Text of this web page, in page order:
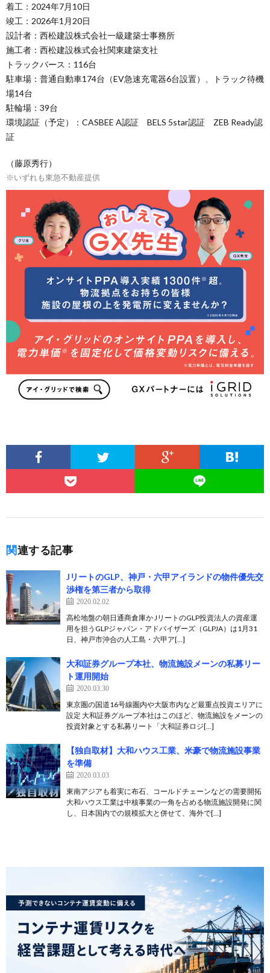
着工：2024年7月10日
竣工：2026年1月20日
設計者：西松建設株式会社一級建築士事務所
施工者：西松建設株式会社関東建築支社
トラックバース：116台
駐車場：普通自動車174台（EV急速充電器6台設置）、トラック待機
場14台
駐輪場：39台
環境認証（予定）：CASBEE A認証 BELS 5star認証 ZEB Ready認
証
（藤原秀行）
※いずれも東急不動産提供
関連する記事
JリートのGLP、神戸・六甲アイランドの物件優先交
渉権を第三者から取得
2020.02.02
高松地盤の朝日通商倉庫か JリートのGLP投資法人の資産運
用を担うGLPジャパン・アドバイザーズ（GLPJA）は1月31
日、神戸市沖合の人工島・六甲ア[…]
大和証券グループ本社、物流施設メーンの私募リー
ト運用開始
2020.03.30
東京圏の国道16号線圏内や大阪市内など最重点投資エリアに
設定 大和証券グループ本社はこのほど、物流施設をメーンの
投資対象とする私募リート「大和証券ロジ[…]
【独自取材】大和ハウス工業、米豪で物流施設事業
を準備
2020.03.03
東南アジアも着実に布石、コールドチェーンなどの需要開拓
大和ハウス工業は中核事業の一角を占める物流施設開発に関
し、日本国内での規模拡大と併せて、海外で[…]